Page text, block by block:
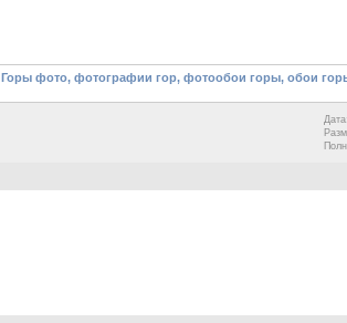
Горы фото, фотографии гор, фотообои горы, обои